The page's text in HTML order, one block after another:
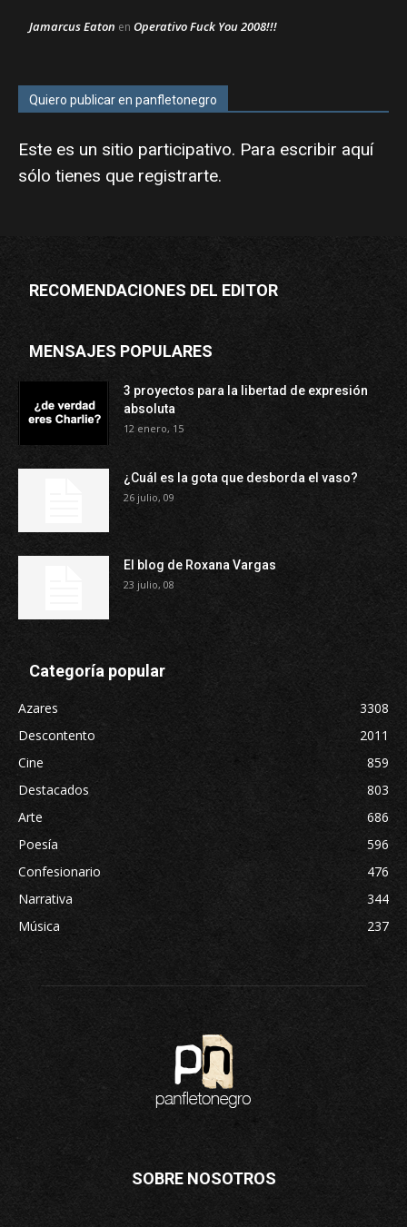
Jamarcus Eaton en Operativo Fuck You 2008!!!
Quiero publicar en panfletonegro
Este es un sitio participativo. Para escribir aquí
sólo tienes que registrarte.
RECOMENDACIONES DEL EDITOR
MENSAJES POPULARES
3 proyectos para la libertad de expresión
absoluta
12 enero, 15
¿Cuál es la gota que desborda el vaso?
26 julio, 09
El blog de Roxana Vargas
23 julio, 08
Categoría popular
Azares
3308
Descontento
2011
Cine
859
Destacados
803
Arte
686
Poesía
596
Confesionario
476
Narrativa
344
Música
237
SOBRE NOSOTROS